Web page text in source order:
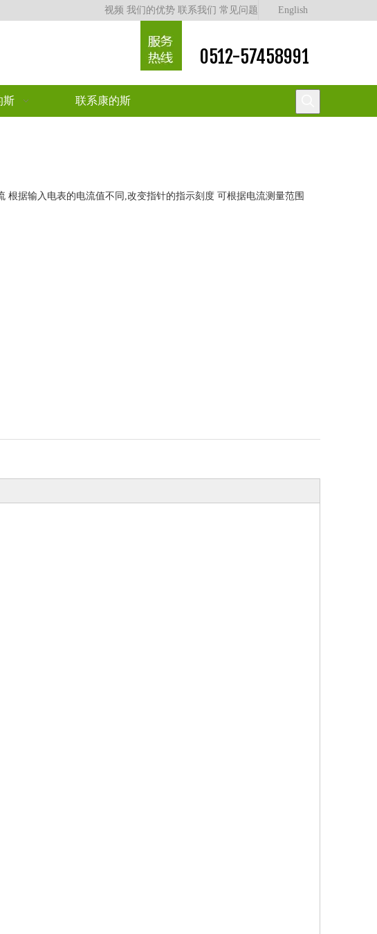
视频 我们的优势 联系我们 常见问题 English
0512-57458991
斯 联系康的斯
根据输入电表的电流值不同,改变指针的指示刻度 可根据电流测量范围